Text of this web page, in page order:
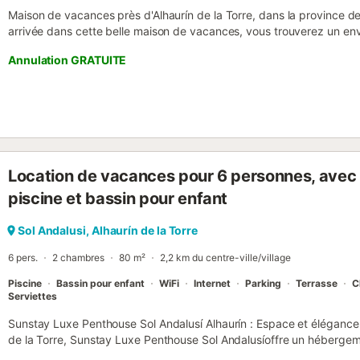
Maison de vacances près d'Alhaurín de la Torre, dans la province
arrivée dans cette belle maison de vacances, vous trouverez un
contemporain, dispose de tout le confort nécessaire pour un séjour
de 4 personnes. C´est le logement idéal pour profiter de
avec deux couples ou en famille avec deux enfants. Dans la
chambres, une avec un lit double et l'autre avec deux lits simples
de bain avec douche. Le salon, décoré dans des tons neutres
climatisation avec air chaud/froid. La maison dispose de l´internet
l'extérieur, vous trouverez un joli porche avec une salle à manger
sans aucun doute la belle piscine privée, entourée d'un jardin
profiter de longues heures sous le soleil de Malaga, et déco...
Annulation GRATUITE
Location de vacances pour 6 personnes,
piscine et bassin pour enfant
Sol Andalusi, Alhaurín de la Torre
6 pers. 2 chambres 80 m² 2,2 km du centre-ville/village
Piscine Bassin pour enfant WiFi Internet Parking Terrasse
Serviettes
Sunstay Luxe Penthouse Sol Andalusí Alhaurín : Espace et
de la Torre, Sunstay Luxe Penthouse Sol Andalusíoffre un